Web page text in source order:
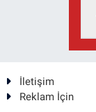
İletişim
Reklam İçin